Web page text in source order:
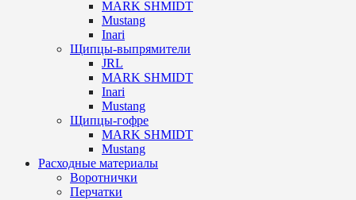
MARK SHMIDT
Mustang
Inari
Щипцы-выпрямители
JRL
MARK SHMIDT
Inari
Mustang
Щипцы-гофре
MARK SHMIDT
Mustang
Расходные материалы
Воротнички
Перчатки